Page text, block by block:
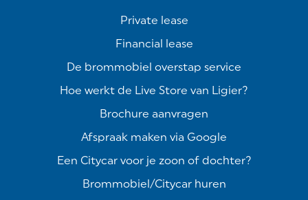
Private lease
Financial lease
De brommobiel overstap service
Hoe werkt de Live Store van Ligier?
Brochure aanvragen
Afspraak maken via Google
Een Citycar voor je zoon of dochter?
Brommobiel/Citycar huren